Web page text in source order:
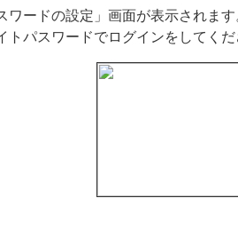
ワードの設定」画面が表示されま
トパスワードでログインをしてくだ